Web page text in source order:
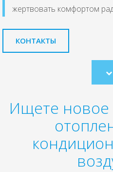
жертвовать комфортом
КОНТАКТЫ
Ищете